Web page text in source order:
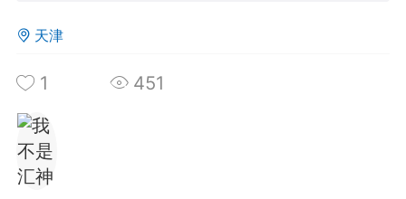
黄金一次一单1.0你们期待的一次一单
2026.03.17 数据表现...
天津
1 451